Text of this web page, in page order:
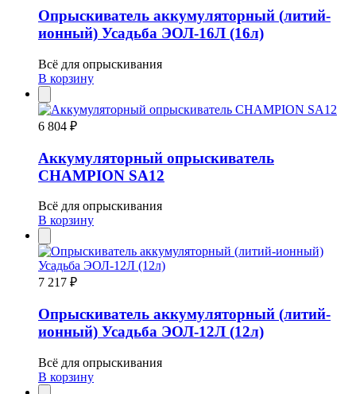
Опрыскиватель аккумуляторный (литий-
ионный) Усадьба ЭОЛ-16Л (16л)
Всё для опрыскивания
В корзину
6 804 ₽
Аккумуляторный опрыскиватель
CHAMPION SA12
Всё для опрыскивания
В корзину
7 217 ₽
Опрыскиватель аккумуляторный (литий-
ионный) Усадьба ЭОЛ-12Л (12л)
Всё для опрыскивания
В корзину